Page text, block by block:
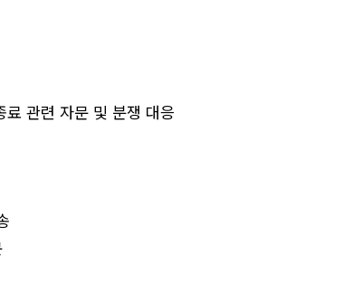
관련 자문 및 분쟁 대응